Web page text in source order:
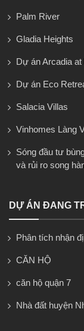
Palm River
Gladia Heights
Dự án Arcadia at
Dự án Eco
Salacia Villas
Vinhomes Làng
Sóng đầu tư
và rủi ro song
DỰ ÁN ĐANG
Phân tích nhận
CĂN HỘ
căn hộ quận 7
Nhà đất huyện